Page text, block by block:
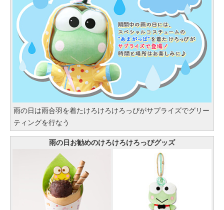
雨の日は雨合羽を着たけろけろけろっぴがサプライズでグリー
ティングを行なう
雨の日お勧めのけろけろけろっぴグッズ